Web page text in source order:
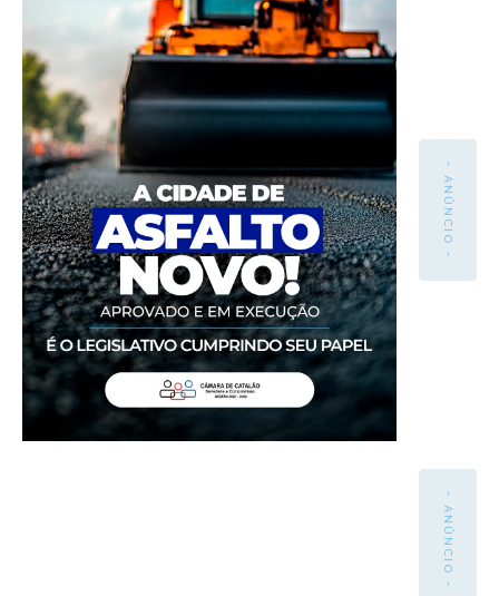
- ANÚNCIO -
- ANÚNCIO -